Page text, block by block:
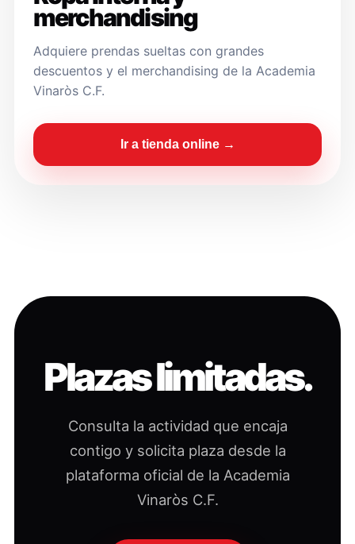
merchandising
Adquiere prendas sueltas con grandes
descuentos y el merchandising de la Academia
Vinaròs C.F.
Ir a tienda online →
Plazas limitadas.
Consulta la actividad que encaja
contigo y solicita plaza desde la
plataforma oficial de la Academia
Vinaròs C.F.